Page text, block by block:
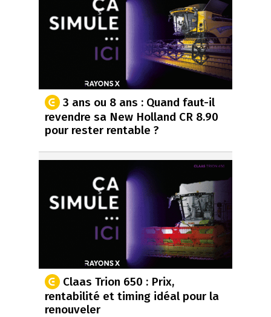
3 ans ou 8 ans : Quand faut-il
revendre sa New Holland CR 8.90
pour rester rentable ?
Claas Trion 650 : Prix,
rentabilité et timing idéal pour la
renouveler